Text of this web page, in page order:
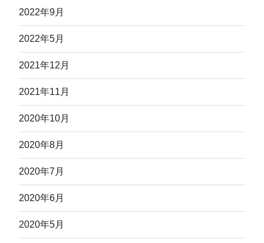
2022年9月
2022年5月
2021年12月
2021年11月
2020年10月
2020年8月
2020年7月
2020年6月
2020年5月